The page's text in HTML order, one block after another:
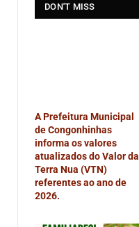
DON'T MISS
A Prefeitura Municipal
de Congonhinhas
informa os valores
atualizados do Valor da
Terra Nua (VTN)
referentes ao ano de
2026.